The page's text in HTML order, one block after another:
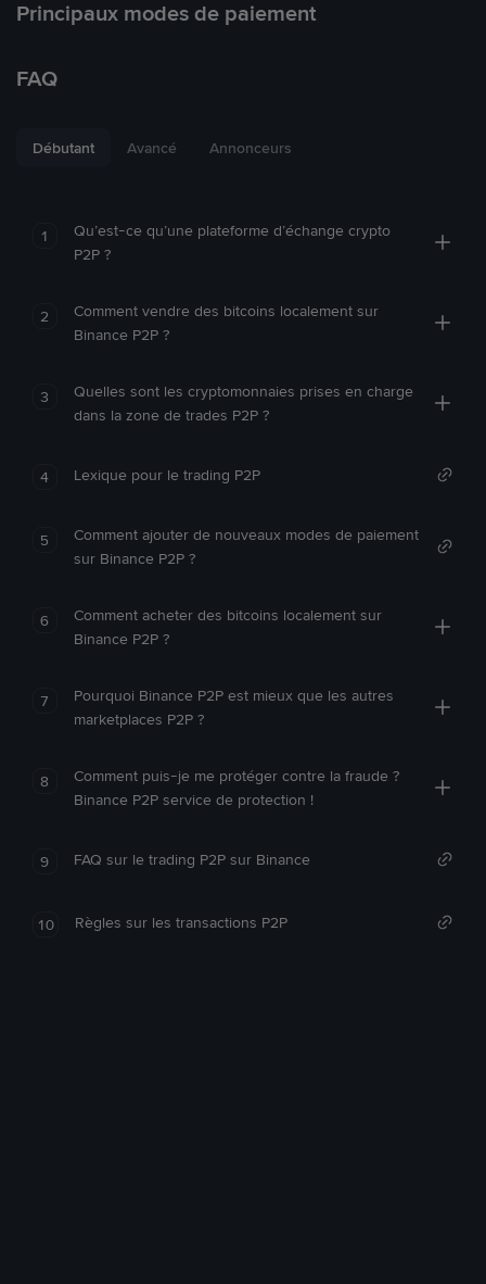
Principaux modes de paiement
FAQ
Débutant Avancé Annonceurs
1
Qu’est-ce qu’une plateforme d’échange crypto
P2P ?
2
Comment vendre des bitcoins localement sur
Binance P2P ?
3
Quelles sont les cryptomonnaies prises en charge
dans la zone de trades P2P ?
4 Lexique pour le trading P2P
5
Comment ajouter de nouveaux modes de paiement
sur Binance P2P ?
6
Comment acheter des bitcoins localement sur
Binance P2P ?
7
Pourquoi Binance P2P est mieux que les autres
marketplaces P2P ?
8
Comment puis-je me protéger contre la fraude ?
Binance P2P service de protection !
9 FAQ sur le trading P2P sur Binance
10 Règles sur les transactions P2P